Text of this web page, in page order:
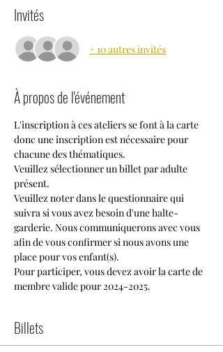
Invités
+ 10 autres invités
À propos de l'événement
L'inscription à ces ateliers se font à la carte
donc une inscription est nécessaire pour
chacune des thématiques.
Veuillez sélectionner un billet par adulte
présent.
Veuillez noter dans le questionnaire qui
suivra si vous avez besoin d'une halte-
garderie. Nous communiquerons avec vous
afin de vous confirmer si nous avons une
place pour vos enfant(s).
Pour participer, vous devez avoir la carte de
membre valide pour 2024-2025.
Billets